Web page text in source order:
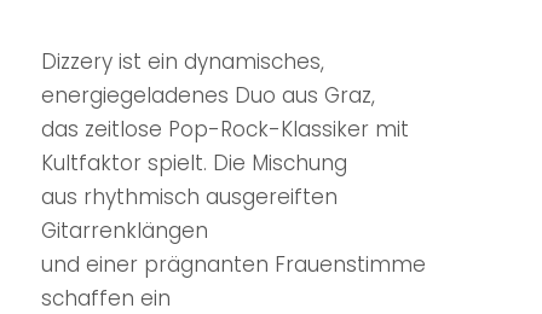
Dizzery ist ein dynamisches,
energiegeladenes Duo aus Graz,
das zeitlose Pop-Rock-Klassiker mit
Kultfaktor spielt. Die Mischung
aus rhythmisch ausgereiften
Gitarrenklängen
und einer prägnanten Frauenstimme
schaffen ein